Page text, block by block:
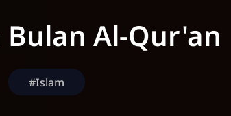
Bulan Al-Qur'an
#Islam